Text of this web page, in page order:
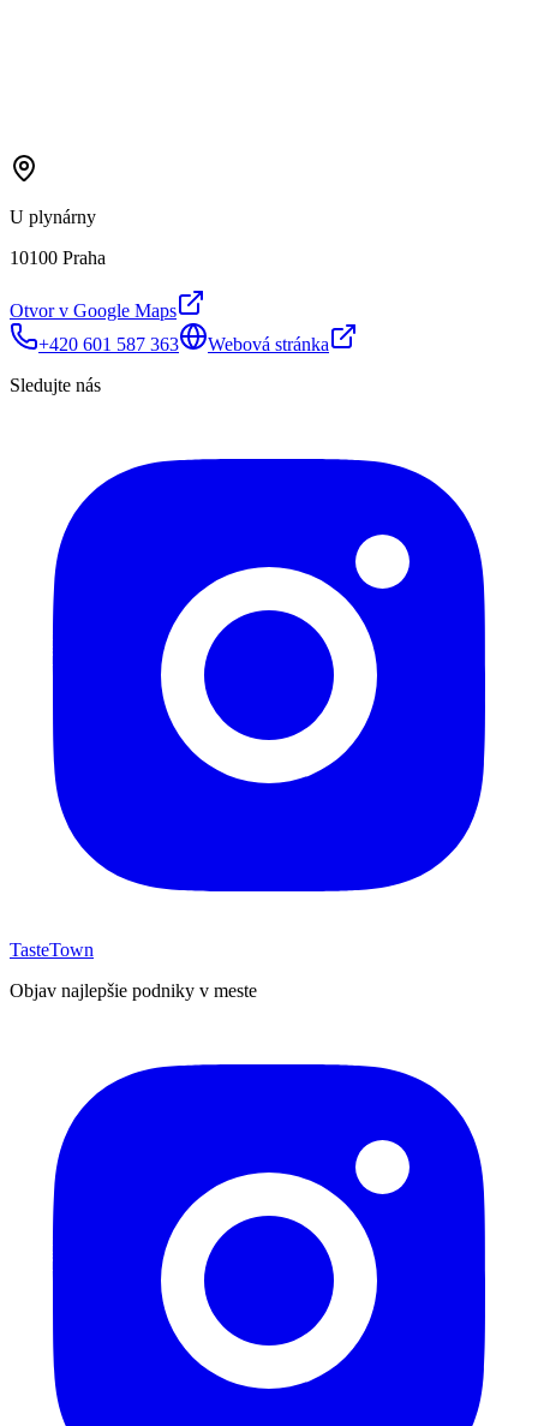
U plynárny
10100 Praha
Otvor v Google Maps
+420 601 587 363
Webová stránka
Sledujte nás
TasteTown
Objav najlepšie podniky v meste